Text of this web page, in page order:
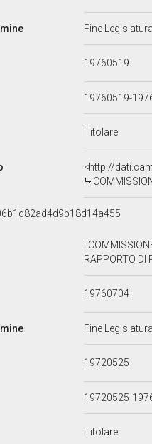
Fine Legislatura
19760519
19760519-
Titolare
<http://
COMMISSIONE
I
RAPPORTO
19760704
Fine Legislatura
19720525
19720525-
Titolare